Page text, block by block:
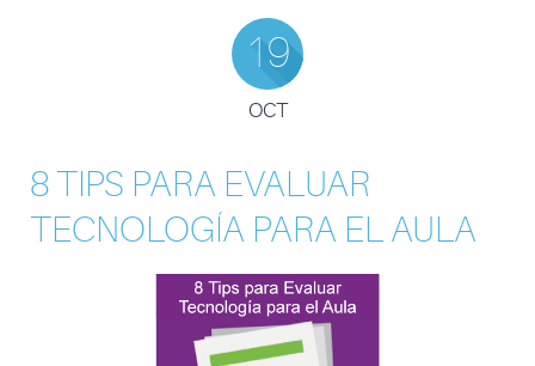
19
OCT
8 TIPS PARA EVALUAR
TECNOLOGÍA PARA EL AULA